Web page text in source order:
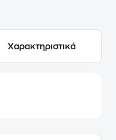
Χαρακτηριστικά